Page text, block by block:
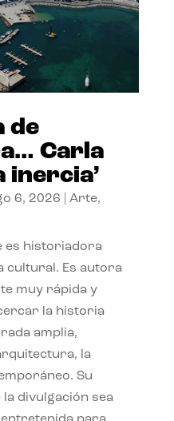
de
Carla
inercia’
6, 2026 Arte,
es historiadora
cultural. Es autora
muy rápida y
la historia
amplia,
la
Su
divulgación sea